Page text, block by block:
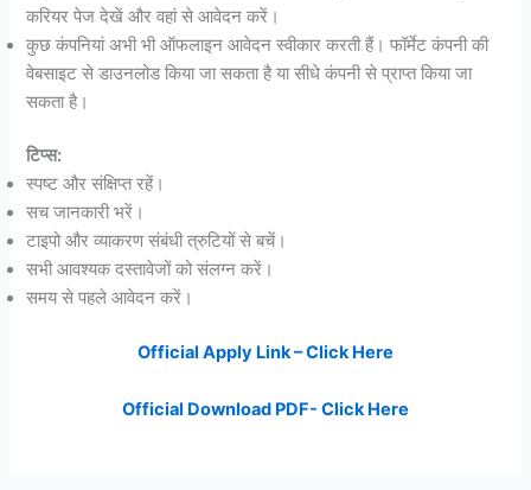
करियर पेज देखें और वहां से आवेदन करें।
कुछ कंपनियां अभी भी ऑफलाइन आवेदन स्वीकार करती हैं। फॉर्मेट कंपनी की
वेबसाइट से डाउनलोड किया जा सकता है या सीधे कंपनी से प्राप्त किया जा
सकता है।
टिप्स:
स्पष्ट और संक्षिप्त रहें।
सच जानकारी भरें।
टाइपो और व्याकरण संबंधी त्रुटियों से बचें।
सभी आवश्यक दस्तावेजों को संलग्न करें।
समय से पहले आवेदन करें।
Official Apply Link – Click Here
Official Download PDF- Click Here